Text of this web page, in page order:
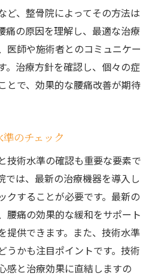
ど、整骨院によってその方法は
痛の原因を理解し、最適な治療
医師や施術者とのコミュニケー
。治療方針を確認し、個々の症
とで、効果的な腰痛改善が期待
のチェック
技術水準の確認も重要な要素で
では、最新の治療機器を導入し
クすることが必要です。最新の
腰痛の効果的な緩和をサポート
提供できます。また、技術水準
うかも注目ポイントです。技術
感と治療効果に直結しますの